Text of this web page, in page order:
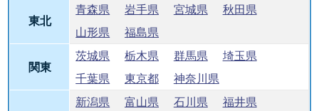
東北
青森県 岩手県 宮城県
秋田県
山形県
福島県
関東
茨城県 栃木県 群馬県
埼玉県
千葉県
東京都 神奈川県
新潟県 富山県 石川県
福井県